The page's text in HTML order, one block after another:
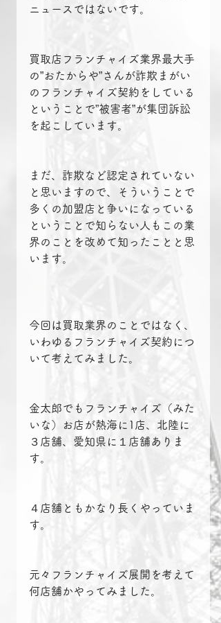
ニュースではないです。
買取店フランチャイズ業界最大手
の”おたからや”さんが詐欺まがい
のフランチャイズ契約をしている
ということで”被害者”が集団訴訟
を起こしています。
まだ、詐欺など認定されていない
と思いますので、そういうことで
多くの加盟店と争いになっている
ということで知らない人もこの業
界のことを改めて知ったことと思
います。
今回は買取業界のことではなく、
いわゆるフランチャイズ契約につ
いて考えてみました。
金太郎でもフランチャイズ（みた
いな）お店が熱海に1店、北陸に
３店舗、愛知県に１店舗ありま
す。
４店舗ともかなり長くやっていま
す。
元々フランチャイズ展開を考えて
何店舗かやってみました。